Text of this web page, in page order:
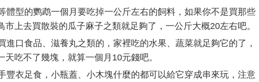
體型的鹦鹉一個月要吃掉一公斤左右的飼料，如果你不是買那些
市上去買散裝的瓜子麻子之類就足夠了，一公斤大概20左右吧。
進口食品、滋養丸之類的，家裡吃的水果、蔬菜就足夠它的了，
吃不了幾塊，就算一個月10元錢吧。
豐衣足食，小瓶蓋、小木塊什麼的都可以給它穿成串來玩，注意